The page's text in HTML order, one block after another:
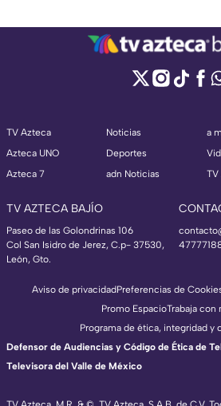
TV Azteca
Azteca UNO
Azteca 7
Noticias
Deportes
adn Noticias
a
TV
TV AZTECA BAJÍO
Paseo de las Golondrinas 106
Col San Isidro de Jerez, C.p- 37530,
León, Gto.
Aviso de privacidadPreferencias de
Promo EspacioTrabaja con
Programa de ética, integridad y
Defensor de Audiencias y Código de Ética de
Televisora del Valle de México